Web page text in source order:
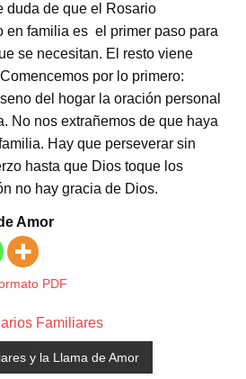
duda de que el Rosario
en familia es el primer paso para
se necesitan. El resto viene
por lo primero:
del hogar la oración personal
No nos extrañemos de que haya
Hay que perseverar sin
hasta que Dios toque los
no hay gracia de Dios.
Amor
PDF
Familiares
y la Llama de Amor